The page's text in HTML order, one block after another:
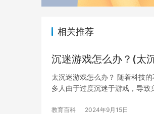
相关推荐
沉迷游戏怎么办？(太
太沉迷游戏怎么办？ 随着科技
多人由于过度沉迷于游戏，导
教育百科 2024年9月15日